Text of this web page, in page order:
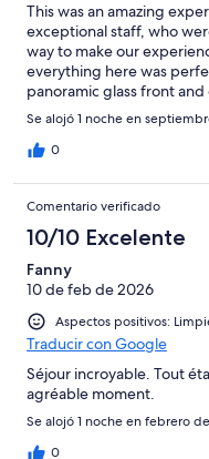
This was an amazing
exceptional staff, who
way to make our
everything here was
panoramic glass front
view of the sea and the
wasn't. There was a
furnished and functional
and cannot recommend it
degree view of the
was breath-taking.
basket, with warm rolls,
picnic, which summed up
weather forecast showed
Lights, but we did during
rural location in the
you to stay here.
Se alojó 1 noche en
0
Comentario verificado
10/10 Excelente
Fanny
10 de feb de 2026
Aspectos positivos:
Traducir con Google
Séjour incroyable. Tout
agréable moment.
Se alojó 1 noche en febrero
0